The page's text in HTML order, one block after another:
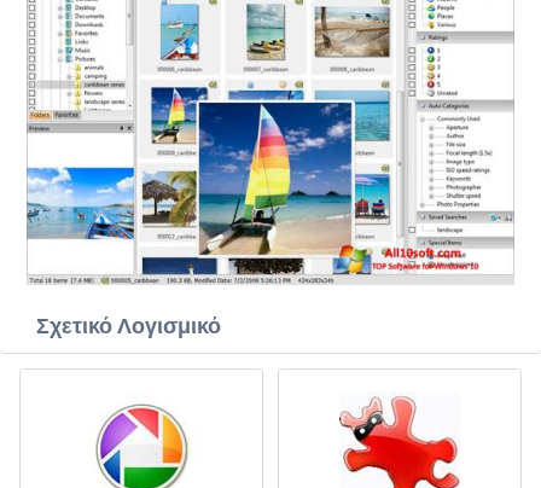
Σχετικό Λογισμικό